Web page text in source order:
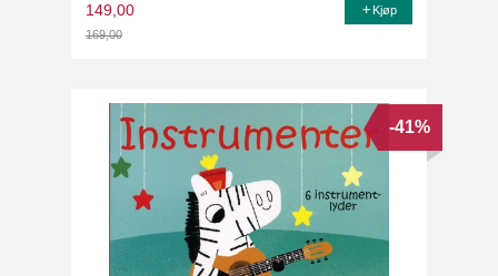
149,00
169,00
Kjøp
-41%